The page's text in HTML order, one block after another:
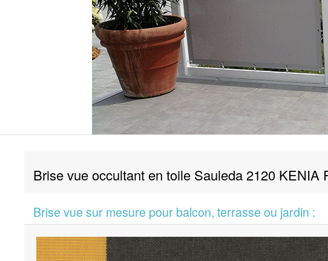
Brise vue occultant en toile Sauleda 2120 KENIA
Brise vue sur mesure pour balcon, terrasse ou jardin :